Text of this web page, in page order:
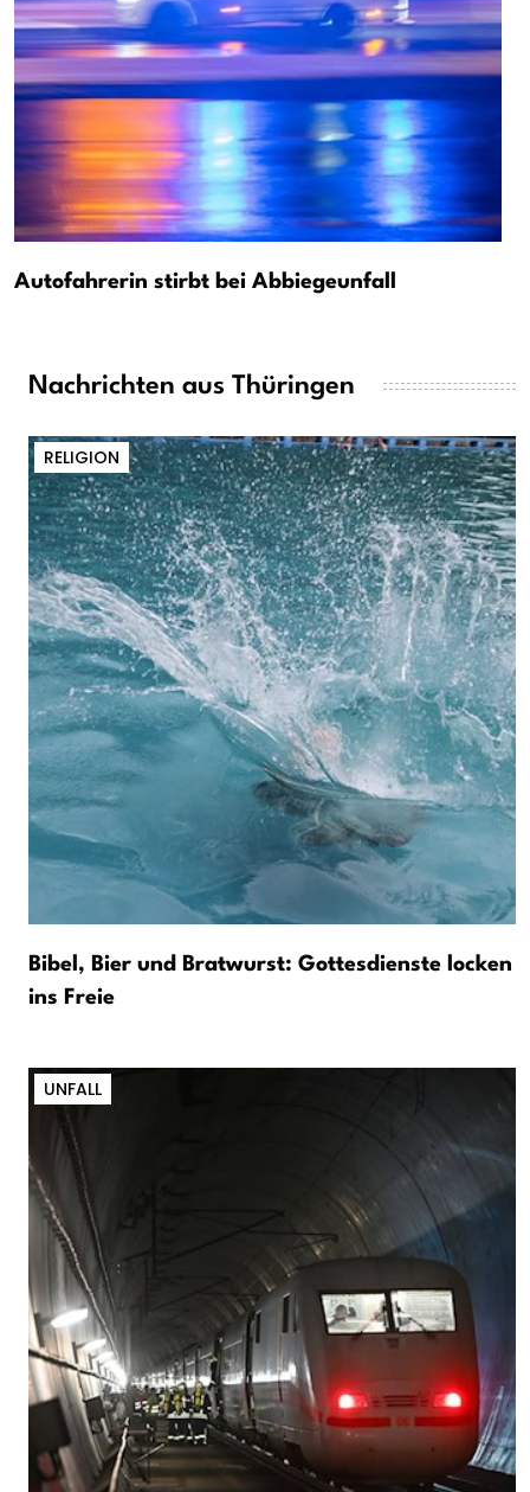
Autofahrerin stirbt bei Abbiegeunfall
Nachrichten aus Thüringen
RELIGION
Bibel, Bier und Bratwurst: Gottesdienste locken
ins Freie
UNFALL